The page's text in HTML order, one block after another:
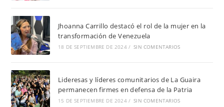
Jhoanna Carrillo destacó el rol de la mujer en la
transformación de Venezuela
18 DE SEPTIEMBRE DE 2024 / SIN COMENTARIOS
Lideresas y líderes comunitarios de La Guaira
permanecen firmes en defensa de la Patria
15 DE SEPTIEMBRE DE 2024 / SIN COMENTARIOS